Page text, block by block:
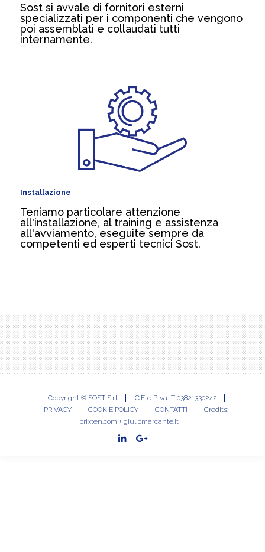
Sost si avvale di fornitori esterni
specializzati per i componenti che vengono
poi assemblati e collaudati tutti
internamente.
Installazione
Teniamo particolare attenzione
all'installazione, al training e assistenza
all'avviamento, eseguite sempre da
competenti ed esperti tecnici Sost.
Copyright © SOST S.r.l.
C.F. e P.iva IT 03821330242
PRIVACY
COOKIE POLICY CONTATTI
Credits:
brixten.com + giuliomarcante.it